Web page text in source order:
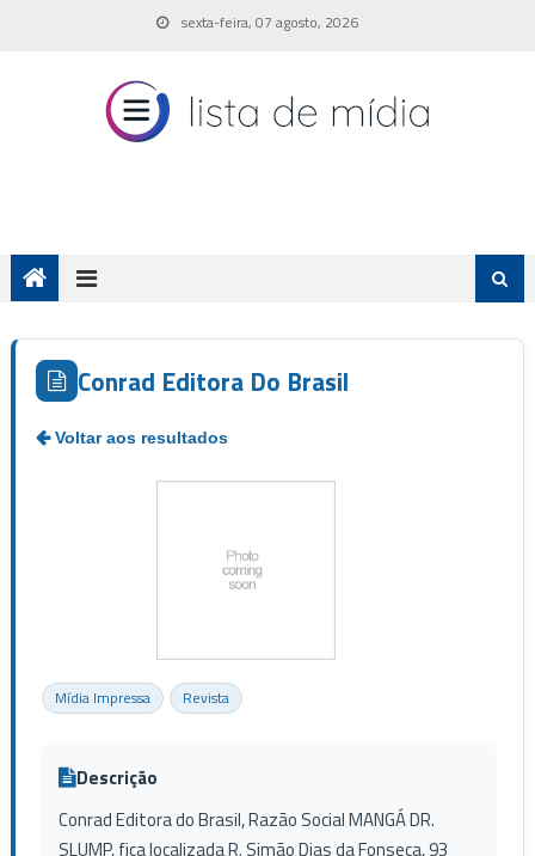
sexta-feira, 07 agosto, 2026
Conrad Editora Do Brasil
Mídia Impressa Revista
Descrição
Conrad Editora do Brasil, Razão Social MANGÁ DR.
SLUMP, fica localizada R. Simão Dias da Fonseca, 93